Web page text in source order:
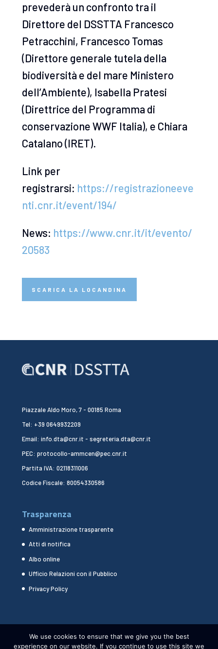
prevederà un confronto tra il
Direttore del DSSTTA Francesco
Petracchini, Francesco Tomas
(Direttore generale tutela della
biodiversità e del mare Ministero
dell’Ambiente), Isabella Pratesi
(Direttrice del Programma di
conservazione WWF Italia), e Chiara
Catalano (IRET).
Link per
registrarsi: https://registrazioneeve
nti.cnr.it/event/194/
News: https://www.cnr.it/it/evento/
20583
SCARICA LA LOCANDINA
Piazzale Aldo Moro, 7 - 00185 Roma
Tel: +39 0649932209
Email: info.dta@cnr.it - segreteria.dta@cnr.it
PEC: protocollo-ammcen@pec.cnr.it
Partita IVA: 02118311006
Codice Fiscale: 80054330586
Trasparenza
Amministrazione trasparente
Atti di notifica
Albo online
Ufficio Relazioni con il Pubblico
Privacy Policy
We use cookies to ensure that we give you the best
experience on our website. If you continue to use this site we